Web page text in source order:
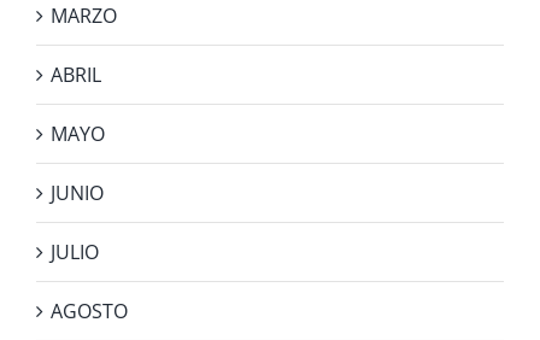
MARZO
ABRIL
MAYO
JUNIO
JULIO
AGOSTO